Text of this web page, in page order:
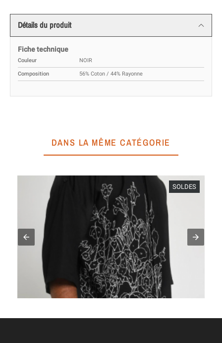
Détails du produit
Fiche technique
Couleur NOIR
Composition 56% Coton / 44% Rayonne
DANS LA MÊME CATÉGORIE
SOLDES